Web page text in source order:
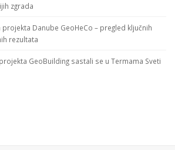
zgrada
Danube GeoHeCo – pregled ključnih
rezultata
GeoBuilding sastali se u Termama Sveti